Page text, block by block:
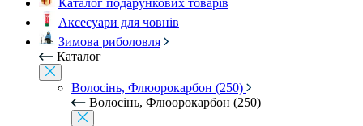
Каталог подарункових товарів
Аксесуари для човнів
Зимова риболовля
Каталог
Волосінь, Флюорокарбон (250)
Волосінь, Флюорокарбон (250)